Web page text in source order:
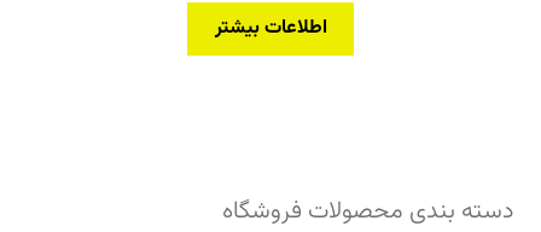
اطلاعات بیشتر
دسته بندی محصولات فروشگاه